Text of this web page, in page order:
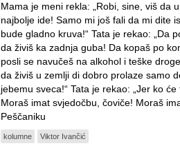
Mama je meni rekla: „Robi, sine, viš da
najbolje ide! Samo mi još fali da mi dite
bude gladno kruva!“ Tata je rekao: „Da
da živiš ka zadnja guba! Da kopaš po
posli se navučeš na alkohol i teške
da živiš u zemlji di dobro prolaze samo
jebemu sveca!“ Tata je rekao: „Jer ko
Moraš imat svjedočbu, čoviče! Moraš
Peščaniku
kolumne Viktor Ivančić